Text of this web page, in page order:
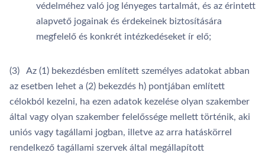
védelméhez való jog lényeges tartalmát, és az érintett
alapvető jogainak és érdekeinek biztosítására
megfelelő és konkrét intézkedéseket ír elő;
(3) Az (1) bekezdésben említett személyes adatokat abban
az esetben lehet a (2) bekezdés h) pontjában említett
célokból kezelni, ha ezen adatok kezelése olyan szakember
által vagy olyan szakember felelőssége mellett történik, aki
uniós vagy tagállami jogban, illetve az arra hatáskörrel
rendelkező tagállami szervek által megállapított